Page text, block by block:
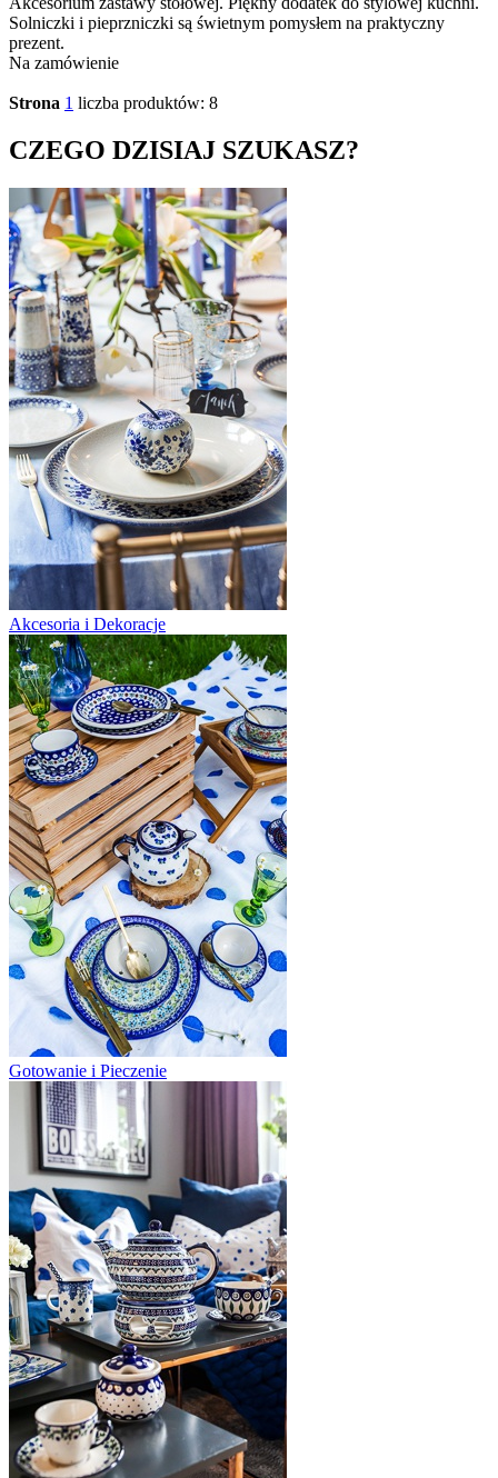
Solniczki i pieprzniczki są świetnym pomysłem na praktyczny
prezent.
Na zamówienie
Strona 1 liczba produktów: 8
CZEGO DZISIAJ SZUKASZ?
Akcesoria i Dekoracje
Gotowanie i Pieczenie